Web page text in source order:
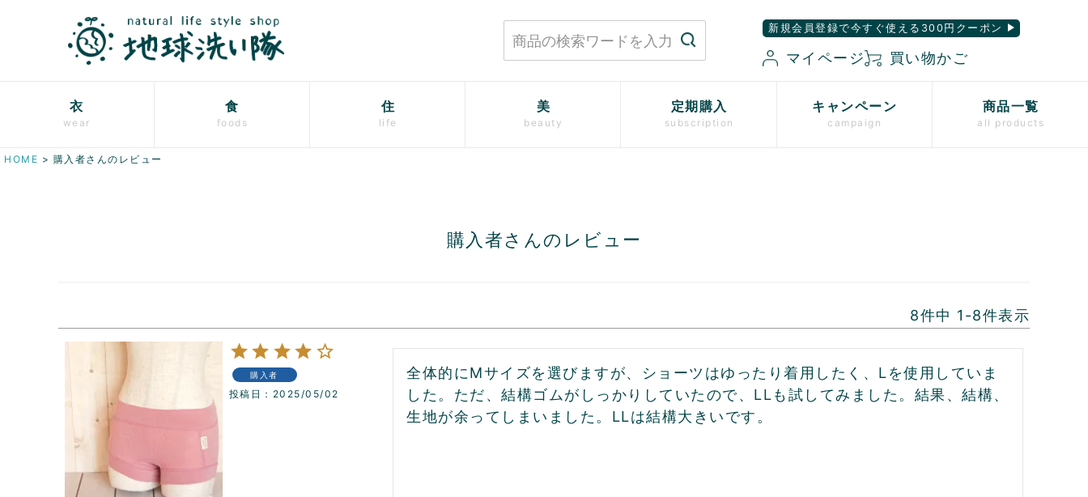
新規会員登録で今すぐ使える300円クーポン
マイページ 買い物かご
衣
wear
食
foods
住
life
美
beauty
定期購入
subscription
キャンペーン
campaign
商品一覧
all products
HOME 購入者さんのレビュー
購入者さんのレビュー
8件中 1 -8件表示
購入者
投稿日 2025/05/02
全体的にMサイズを選びますが、ショーツはゆったり着用したく、Lを使用していま
した。ただ、結構ゴムがしっかりしていたので、LLも試してみました。結果、結構、
生地が余ってしまいました。LLは結構大きいです。